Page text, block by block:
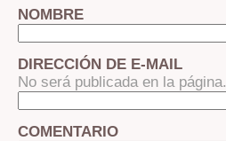
NOMBRE
DIRECCIÓN DE E-MAIL
No será publicada en la página.
COMENTARIO